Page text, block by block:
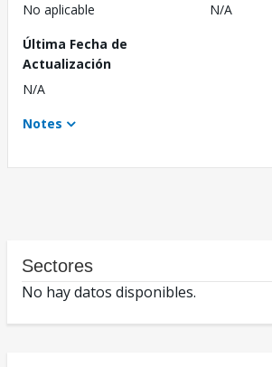
No aplicable
N/A
Última Fecha de
Actualización
N/A
Notes
Sectores
No hay datos disponibles.